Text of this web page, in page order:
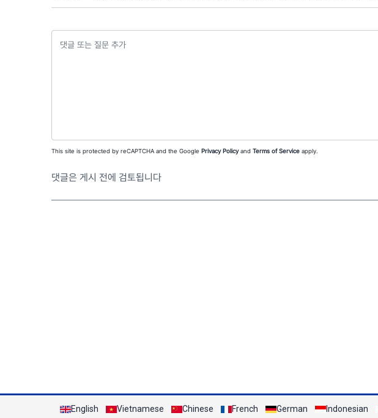
This site is protected by reCAPTCHA and the Google Privacy Policyand Terms of Service apply.
댓글은 게시 전에 검토됩니다
English Vietnamese Chinese French German Indonesian